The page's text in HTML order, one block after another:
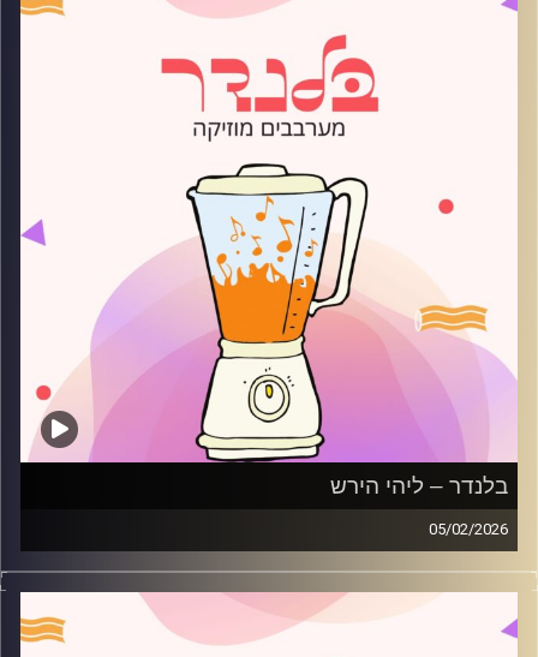
בלנדר – ליהי הירש
05/02/2026
מוזיקה רגועה לפתוח איתה את הבוקר בהגשת ליהי הירש
קרדיט תמונות:
AudioVersity